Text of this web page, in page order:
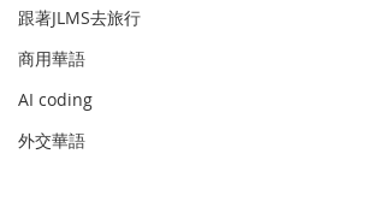
跟著JLMS去旅行
商用華語
AI coding
外交華語